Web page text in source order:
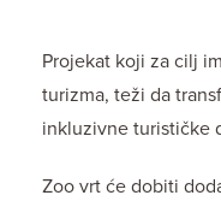
Projekat koji za cilj
turizma, teži da
inkluzivne turističke
Zoo vrt će dobiti